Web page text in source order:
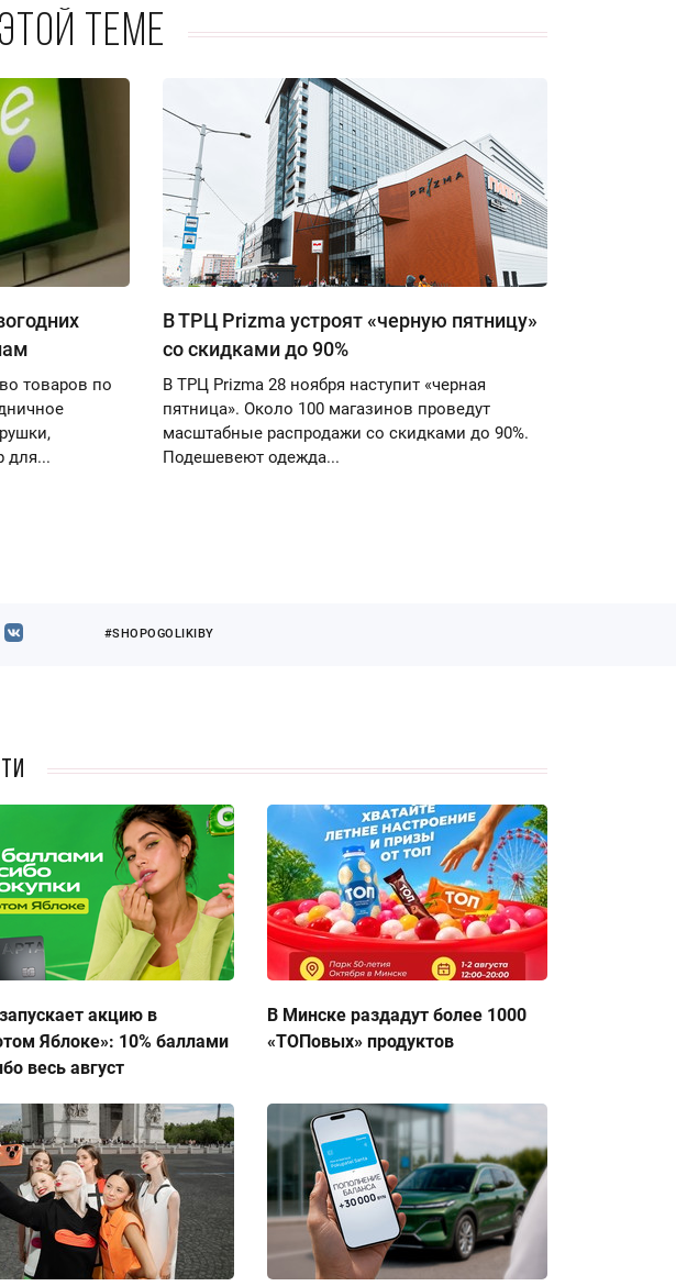
теме
товаров по
для...
В ТРЦ Prizma устроят «черную пятницу»
со скидками до 90%
В ТРЦ Prizma 28 ноября наступит «черная
пятница». Около 100 магазинов проведут
масштабные распродажи со скидками до 90%.
Подешевеют одежда...
#SHOPOGOLIKIBY
акцию в
Яблоке»: 10% баллами
весь август
В Минске раздадут более 1000
«ТОПовых» продуктов